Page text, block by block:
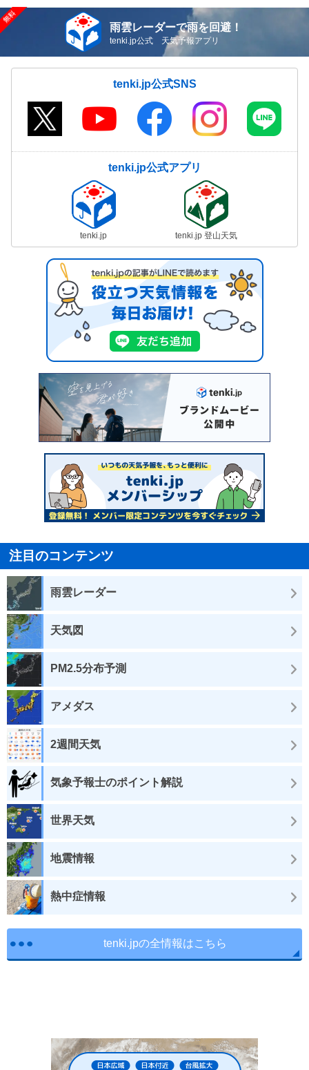
雨雲レーダーで雨を回避！
tenki.jp公式 天気予報アプリ
tenki.jp公式SNS
tenki.jp公式アプリ
tenki.jp tenki.jp 登山天気
注目のコンテンツ
雨雲レーダー
天気図
PM2.5分布予測
アメダス
2週間天気
気象予報士のポイント解説
世界天気
地震情報
熱中症情報
tenki.jpの全情報はこちら